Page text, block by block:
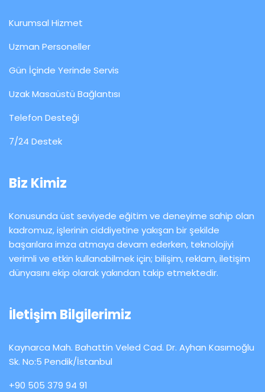
Kurumsal Hizmet
Uzman Personeller
Gün İçinde Yerinde Servis
Uzak Masaüstü Bağlantısı
Telefon Desteği
7/24 Destek
Biz Kimiz
Konusunda üst seviyede eğitim ve deneyime sahip olan
kadromuz, işlerinin ciddiyetine yakışan bir şekilde
başarılara imza atmaya devam ederken, teknolojiyi
verimli ve etkin kullanabilmek için; bilişim, reklam, iletişim
dünyasını ekip olarak yakından takip etmektedir.
İletişim Bilgilerimiz
Kaynarca Mah. Bahattin Veled Cad. Dr. Ayhan Kasımoğlu
Sk. No:5 Pendik/İstanbul
+90 505 379 94 91